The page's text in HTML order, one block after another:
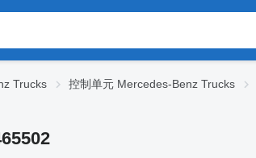
Trucks 控制单元 Mercedes-Benz Trucks